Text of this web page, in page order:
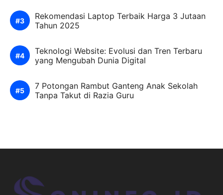
Rekomendasi Laptop Terbaik Harga 3 Jutaan
Tahun 2025
Teknologi Website: Evolusi dan Tren Terbaru
yang Mengubah Dunia Digital
7 Potongan Rambut Ganteng Anak Sekolah
Tanpa Takut di Razia Guru